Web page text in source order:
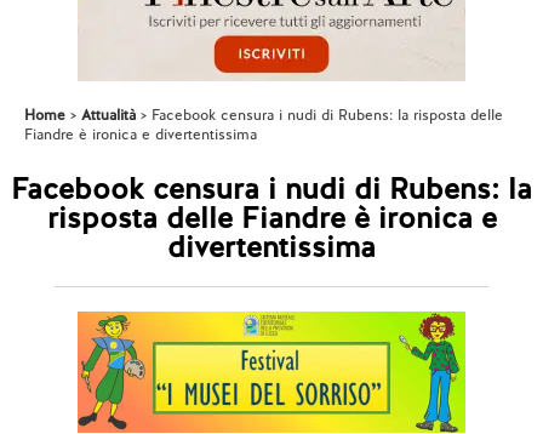
Home Attualità
Facebook censura i nudi di Rubens: la risposta delle
Fiandre è ironica e divertentissima
Facebook censura i nudi di Rubens: la
risposta delle Fiandre è ironica e
divertentissima